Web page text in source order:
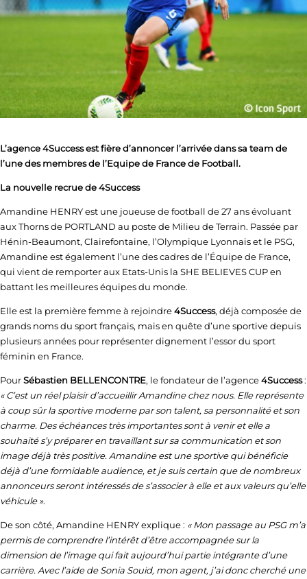
L’agence 4Success est fière d’annoncer l’arrivée dans sa team de
l’une des membres de l’Equipe de France de Football.
La nouvelle recrue de 4Success
Amandine HENRY est une joueuse de football de 27 ans évoluant
aux Thorns de PORTLAND au poste de Milieu de Terrain. Passée par
Hénin-Beaumont, Clairefontaine, l’Olympique Lyonnais et le PSG,
Amandine est également l’une des cadres de l’Équipe de France,
qui vient de remporter aux Etats-Unis la SHE BELIEVES CUP en
battant les meilleures équipes du monde.
Elle est la première femme à rejoindre4Success, déjà composée de
grands noms du sport français, mais en quête d’une sportive depuis
plusieurs années pour représenter dignement l’essor du sport
féminin en France.
PourSébastien BELLENCONTRE, le fondateur de l’agence4Success:
« C’est un réel plaisir d’accueillir Amandine chez nous. Elle représente
à coup sûr la sportive moderne par son talent, sa personnalité et son
charme. Des échéances très importantes sont à venir et elle a
souhaité s’y préparer en travaillant sur sa communication et son
image déjà très positive. Amandine est une sportive qui bénéficie
déjà d’une formidable audience, et je suis certain que de nombreux
annonceurs seront intéressés de s’associer à elle et aux valeurs qu’elle
véhicule ».
De son côté, Amandine HENRY explique : « Mon passage au PSG m’a
permis de comprendre l’intérêt d’être accompagnée sur la
dimension de l’image qui fait aujourd’hui partie intégrante d’une
carrière. Avec l’aide de Sonia Souid, mon agent, j’ai donc cherché une